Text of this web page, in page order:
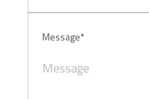
Message*